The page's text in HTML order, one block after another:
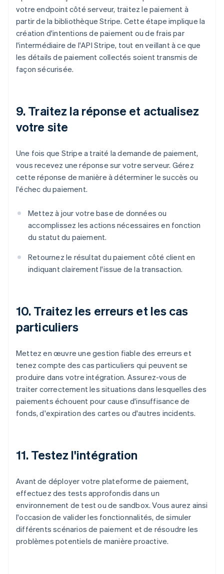
votre endpoint côté serveur, traitez le paiement à
partir de la bibliothèque Stripe. Cette étape implique la
création d'intentions de paiement ou de frais par
l'intermédiaire de l'API Stripe, tout en veillant à ce que
les détails de paiement collectés soient transmis de
façon sécurisée.
9. Traitez la réponse et actualisez
votre site
Une fois que Stripe a traité la demande de paiement,
vous recevez une réponse sur votre serveur. Gérez
cette réponse de manière à déterminer le succès ou
l'échec du paiement.
Mettez à jour votre base de données ou
accomplissez les actions nécessaires en fonction
du statut du paiement.
Retournez le résultat du paiement côté client en
indiquant clairement l'issue de la transaction.
10. Traitez les erreurs et les cas
particuliers
Mettez en œuvre une gestion fiable des erreurs et
tenez compte des cas particuliers qui peuvent se
produire dans votre intégration. Assurez-vous de
traiter correctement les situations dans lesquelles des
paiements échouent pour cause d'insuffisance de
fonds, d'expiration des cartes ou d'autres incidents.
11. Testez l'intégration
Avant de déployer votre plateforme de paiement,
effectuez des tests approfondis dans un
environnement de test ou de sandbox. Vous aurez ainsi
l'occasion de valider les fonctionnalités, de simuler
différents scénarios de paiement et de résoudre les
problèmes potentiels de manière proactive.